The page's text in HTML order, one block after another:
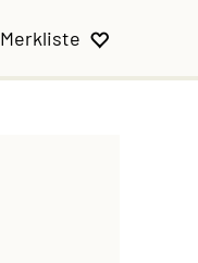
Merkliste